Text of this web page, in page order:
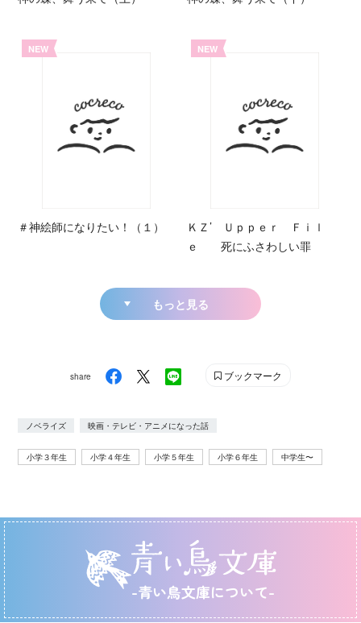
NEW
＃神絵師になりたい！（１）
NEW
ＫＺ’ Ｕｐｐｅｒ Ｆｉｌ
ｅ 死にふさわしい罪
もっと見る
share ブックマーク
ノベライズ 映画・テレビ・アニメになった話
小学３年生 小学４年生 小学５年生 小学６年生 中学生〜
-青い鳥文庫について-